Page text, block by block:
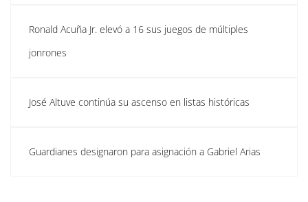
Ronald Acuña Jr. elevó a 16 sus juegos de múltiples
jonrones
José Altuve continúa su ascenso en listas históricas
Guardianes designaron para asignación a Gabriel Arias